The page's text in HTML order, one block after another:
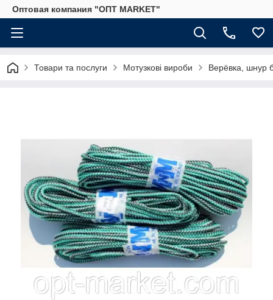
Оптовая компания "ОПТ MARKET"
Товари та послуги Мотузкові вироби Верёвка, шнур